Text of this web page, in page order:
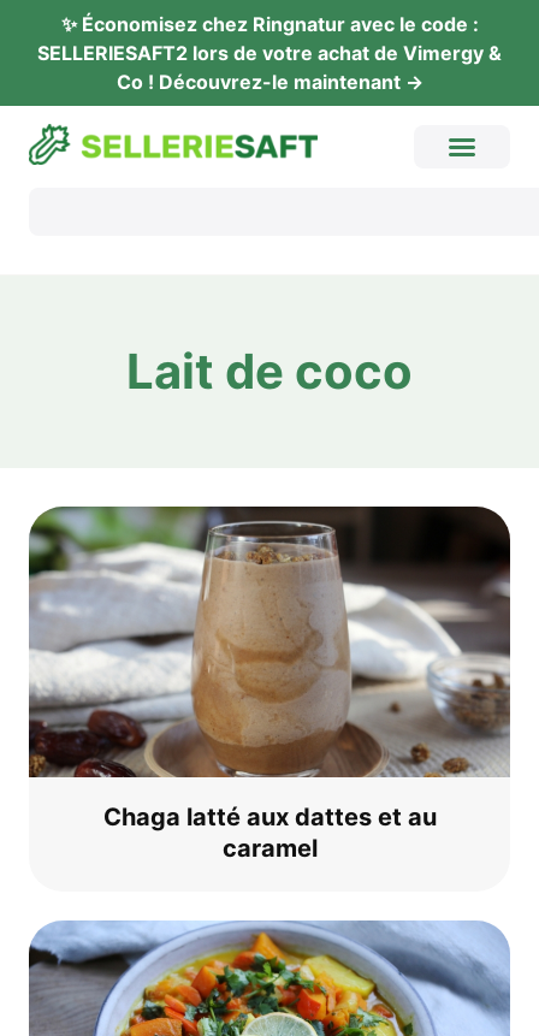
✨ Éco­no­mi­sez chez Ring­na­tur avec le code :
SELLERIESAFT2 lors de vot­re achat de Vimer­gy &
Co ! Décou­vrez-le maintenant →
Lait de coco
Cha­ga lat­té aux dat­tes et au
caramel